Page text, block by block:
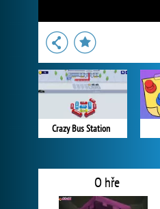
Crazy Bus Station
O hře